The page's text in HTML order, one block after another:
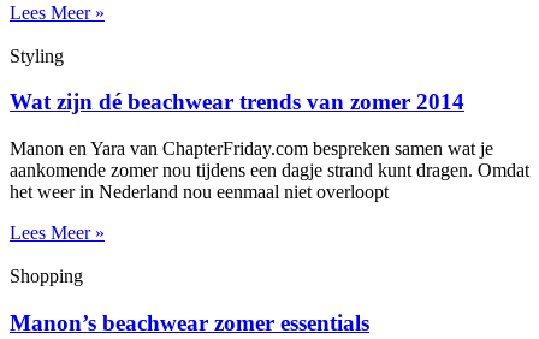
Lees Meer »
Styling
Wat zijn dé beachwear trends van zomer 2014
Manon en Yara van ChapterFriday.com bespreken samen wat je
aankomende zomer nou tijdens een dagje strand kunt dragen. Omdat
het weer in Nederland nou eenmaal niet overloopt
Lees Meer »
Shopping
Manon’s beachwear zomer essentials